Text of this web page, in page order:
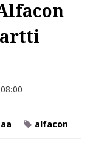
08:00
alfacon